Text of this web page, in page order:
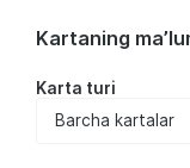
Kartaning
Karta turi